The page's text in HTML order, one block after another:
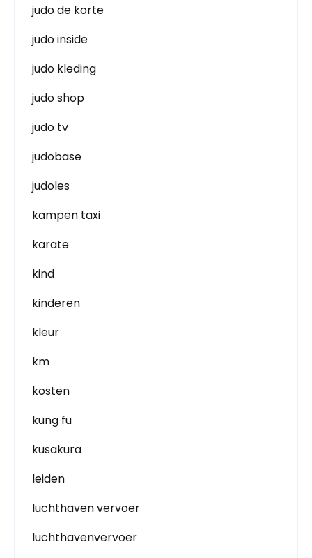
judo de korte
judo inside
judo kleding
judo shop
judo tv
judobase
judoles
kampen taxi
karate
kind
kinderen
kleur
km
kosten
kung fu
kusakura
leiden
luchthaven vervoer
luchthavenvervoer